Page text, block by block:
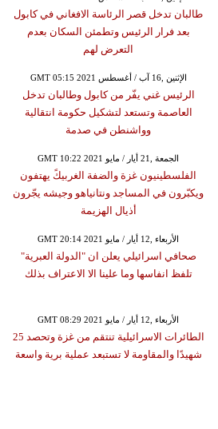
طالبان تدخل قصر الرئاسة الافغاني في كابول
بعد فرار الرئيس وتطمئن السكان بعدم
التعرض لهم
GMT 05:15 2021 الإثنين ,16 آب / أغسطس
الرئيس غني يفّر من كابول وطالبان تدخل
العاصمة وتستعد لتشكيل حكومة انتقالية
وواشنطن في صدمة
GMT 10:22 2021 الجمعة ,21 أيار / مايو
الفلسطينيون غزة والضفة الغربيكً يهتفون
ويكبّرون في المساجد ونتانياهو وجيشه يجّرون
أذيال الهزيمة
GMT 20:14 2021 الأربعاء ,12 أيار / مايو
صحافي اسرائيلي يعلن ان "الدولة العبرية"
تلفظ انفاسها وما علينا الا الاعتراف بذلك
GMT 08:29 2021 الأربعاء ,12 أيار / مايو
الطائرات الاسرائيلية تنتقم من غزة وتحصد 25
شهيدًا والمقاومة لا تستبعد عملية برية واسعة